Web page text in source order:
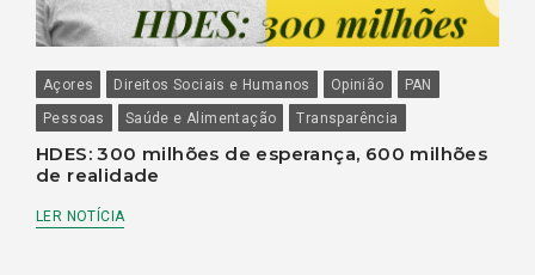
Açores Direitos Sociais e Humanos Opinião
PAN
Pessoas
Saúde e Alimentação Transparência
HDES: 300 milhões de esperança, 600 milhões
de realidade
LER NOTÍCIA